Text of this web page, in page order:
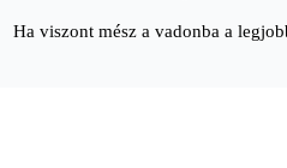
Ha viszont mész a vadonba a